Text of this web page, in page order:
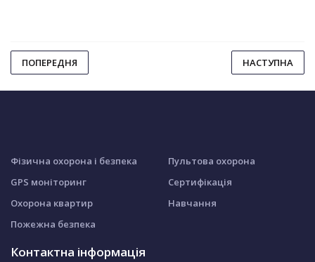
ПОПЕРЕДНЯ НАСТУПНА
Фізична охорона і безпека
GPS моніторинг
Охорона квартир
Пожежна безпека
Пультова охорона
Сертифікація
Навчання
Контактна інформація